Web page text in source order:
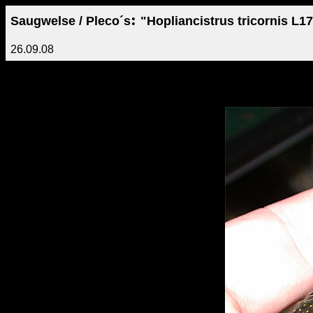
Saugwelse / Pleco´s: "Hopliancistrus tricornis
26.09.08